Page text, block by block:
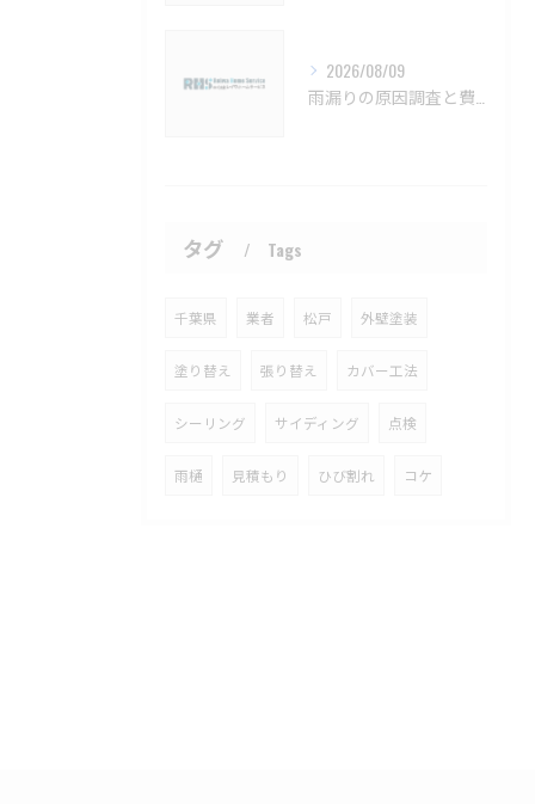
2026/08/09
タグ Tags
千葉県 業者 松戸 外壁塗装
塗り替え 張り替え カバー工法
シーリング サイディング 点検
雨樋 見積もり ひび割れ コケ